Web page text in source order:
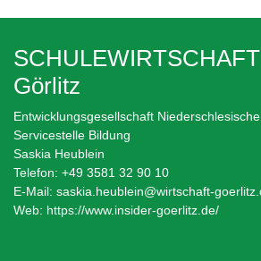
Görlitz
Entwicklungsgesellschaft
Servicestelle Bildung
Saskia Heublein
Telefon: +49 3581 32 90 10
E-Mail: saskia.heublein@wirtschaft-
Web: https://www.insider-goerlitz.de/